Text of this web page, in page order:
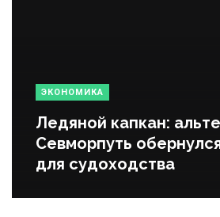
ЭКОНОМИКА
Ледяной капкан:
Севморпуть
для судоходства